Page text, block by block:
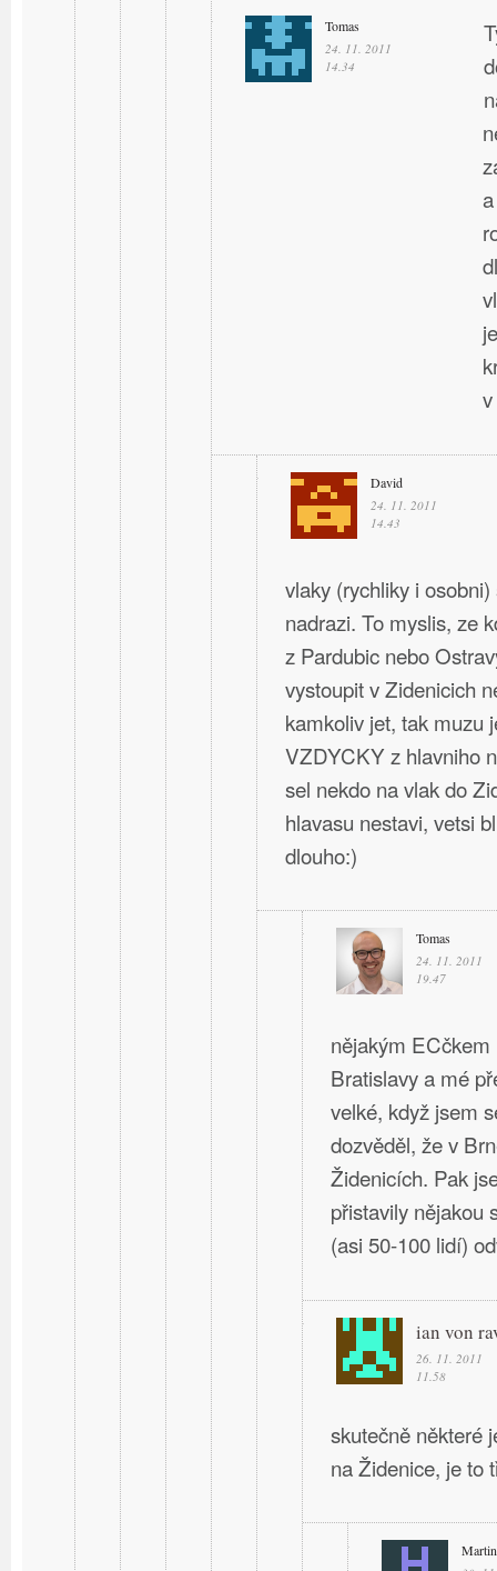
Tomas
24. 11. 2011
14.34
David
24. 11. 2011
14.43
vlaky (rychliky i
nadrazi. To myslis, ze
z Pardubic nebo
vystoupit v Zidenicich
kamkoliv jet, tak muzu
VZDYCKY z hlavniho
sel nekdo na vlak do
hlavasu nestavi, vetsi
dlouho:)
Tomas
24. 11. 2011
19.47
nějakým
Bratislavy a mé
velké, když jsem
dozvěděl, že v
Židenicích. Pak
přistavily nějakou
(asi 50-100 lidí)
ian von
26. 11. 2011
11.58
skutečně některé
na Židenice, je to
Martin